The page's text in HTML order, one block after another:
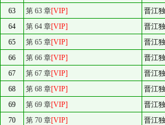
63 第 63 章[VIP]
晋江
64
第 64 章[VIP]
晋江
65
第 65 章[VIP]
晋江
66
第 66 章[VIP]
晋江
67
第 67 章[VIP]
晋江
68
第 68 章[VIP]
晋江
69
第 69 章[VIP]
晋江
70
第 70 章[VIP]
晋江